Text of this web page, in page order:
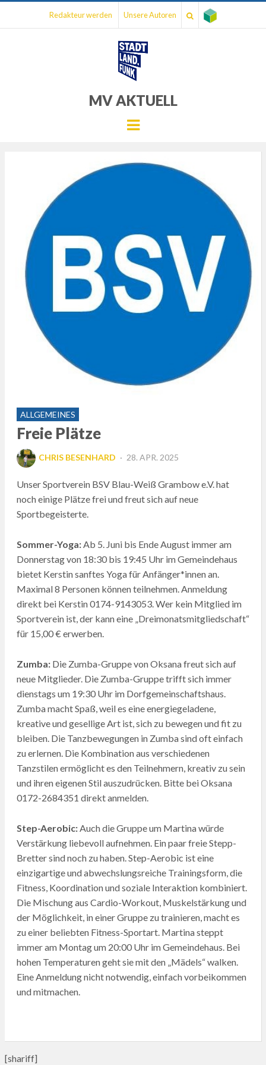
Redakteur werden Unsere Autoren
MV AKTUELL
Menu
ALLGEMEINES
Freie Plätze
CHRIS BESENHARD
POSTED
28. APR. 2025
Unser Sportverein BSV Blau-Weiß Grambow e.V. hat
noch einige Plätze frei und freut sich auf neue
Sportbegeisterte.
Sommer-Yoga:Ab 5. Juni bis Ende August immer am
Donnerstag von 18:30 bis 19:45 Uhr im Gemeindehaus
bietet Kerstin sanftes Yoga für Anfänger*innen an.
Maximal 8 Personen können teilnehmen. Anmeldung
direkt bei Kerstin 0174-9143053. Wer kein Mitglied im
Sportverein ist, der kann eine „Dreimonatsmitgliedschaft“
für 15,00 € erwerben.
Zumba: Die Zumba-Gruppe von Oksana freut sich auf
neue Mitglieder. Die Zumba-Gruppe trifft sich immer
dienstags um 19:30 Uhr im Dorfgemeinschaftshaus.
Zumba macht Spaß, weil es eine energiegeladene,
kreative und gesellige Art ist, sich zu bewegen und fit zu
bleiben. Die Tanzbewegungen in Zumba sind oft einfach
zu erlernen. Die Kombination aus verschiedenen
Tanzstilen ermöglicht es den Teilnehmern, kreativ zu sein
und ihren eigenen Stil auszudrücken. Bitte bei Oksana
0172-2684351 direkt anmelden.
Step-Aerobic:Auch die Gruppe um Martina würde
Verstärkung liebevoll aufnehmen. Ein paar freie Stepp-
Bretter sind noch zu haben. Step-Aerobic ist eine
einzigartige und abwechslungsreiche Trainingsform, die
Fitness, Koordination und soziale Interaktion kombiniert.
Die Mischung aus Cardio-Workout, Muskelstärkung und
der Möglichkeit, in einer Gruppe zu trainieren, macht es
zu einer beliebten Fitness-Sportart. Martina steppt
immer am Montag um 20:00 Uhr im Gemeindehaus. Bei
hohen Temperaturen geht sie mit den „Mädels“ walken.
Eine Anmeldung nicht notwendig, einfach vorbeikommen
und mitmachen.
[shariff]